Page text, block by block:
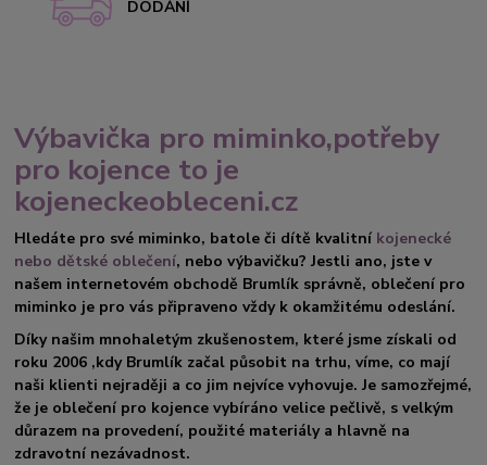
DODÁNÍ
Výbavička pro miminko,potřeby
pro kojence to je
kojeneckeobleceni.cz
Hledáte pro své miminko, batole či dítě kvalitní kojenecké
nebo dětské oblečení, nebo výbavičku? Jestli ano, jste v
našem internetovém obchodě Brumlík správně, oblečení pro
miminko je pro vás připraveno vždy k okamžitému odeslání.
Díky našim mnohaletým zkušenostem, které jsme získali od
roku 2006 ,kdy Brumlík začal působit na trhu, víme, co mají
naši klienti nejraději a co jim nejvíce vyhovuje. Je samozřejmé,
že je oblečení pro kojence vybíráno velice pečlivě, s velkým
důrazem na provedení, použité materiály a hlavně na
zdravotní nezávadnost.